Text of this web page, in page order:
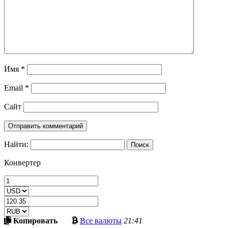
Имя *
Email *
Сайт
Найти:
Конвертер
КопироватьСкопироватьВсе валютыБольше
21:41